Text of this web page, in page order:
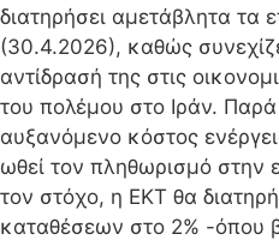
διατηρήσει αμετάβλητα τα
(30.4.2026), καθώς
αντίδρασή της στις
του πολέμου στο Ιράν. Παρά
αυξανόμενο κόστος
ωθεί τον πληθωρισμό
τον στόχο, η ΕΚΤ θα
καταθέσεων στο 2% -όπου